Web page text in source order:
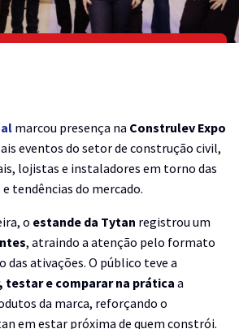
marcou presença na Construlev Expo
eventos do setor de construção civil,
lojistas e instaladores em torno das
tendências do mercado.
o estande da Tytan registrou um
, atraindo a atenção pelo formato
ativações. O público teve a
testar e comparar na prática a
da marca, reforçando o
em estar próxima de quem constrói.